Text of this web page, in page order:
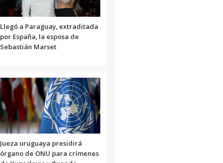
Llegó a Paraguay, extraditada
por España, la esposa de
Sebastián Marset
Jueza uruguaya presidirá
órgano de ONU para crímenes